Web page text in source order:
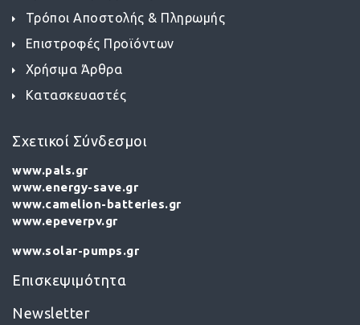
Τρόποι Αποστολής & Πληρωμής
Επιστροφές Προϊόντων
Χρήσιμα Άρθρα
Κατασκευαστές
Σχετικοί Σύνδεσμοι
www.pals.gr
www.energy-save.gr
www.camelion-batteries.gr
www.epeverpv.gr
www.solar-pumps.gr
Επισκεψιμότητα
Newsletter